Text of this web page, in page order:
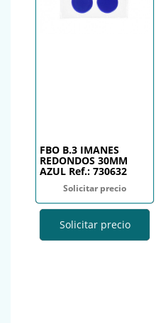
FBO B.3 IMANES
REDONDOS 30MM
AZUL Ref.: 730632
Solicitar precio
Solicitar precio